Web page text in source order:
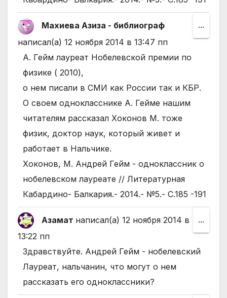
Махиева Азиза - библиограф
написал(а) 12 ноября 2014 в 13:47 пп
А. Гейм лауреат Нобелевской премии по
физике ( 2010),
о нем писали в СМИ как России так и КБР.
О своем однокласснике А. Гейме нашим
читателям рассказал Хоконов М. тоже
физик, доктор наук, который живет и
работает в Нальчике.
Хоконов, М. Андрей Гейм - одноклассник о
нобелевском лауреате // Литературная
Кабардино- Балкария.- 2014.- №5.- С.185 -191
...
этот
Азамат написал(а) 12 ноября 2014 в
13:22 пп
Здравствуйте. Андрей Гейм - нобелевский
Лауреат, нальчанин, что могут о нем
рассказать его одноклассники?
...
этот